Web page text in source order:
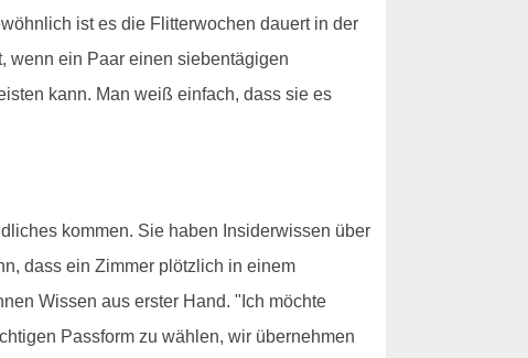
ist es die Flitterwochen dauert in der
wenn ein Paar einen siebentägigen
kann. Man weiß einfach, dass sie es
kommen. Sie haben Insiderwissen über
dass ein Zimmer plötzlich in einem
Wissen aus erster Hand. "Ich möchte
Passform zu wählen, wir übernehmen